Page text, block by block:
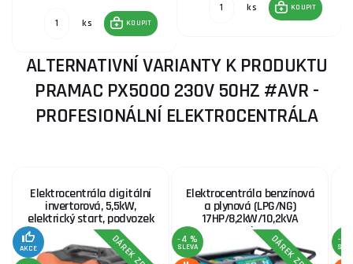
ks KOUPIT
ks KOUPIT
ALTERNATIVNÍ VARIANTY K PRODUKTU
PRAMAC PX5000 230V 50HZ #AVR -
PROFESIONÁLNÍ ELEKTROCENTRÁLA
Elektrocentrála digitální
invertorová, 5,5kW,
elektrický start, podvozek
AKCE
Elektrocentrála benzínová
a plynová (LPG/NG)
17HP/8,2kW/10,2kVA
(400V), 6,5kW (230V),
elektrický start, dálkové
ovládání
-4 %
SLEVA
-2